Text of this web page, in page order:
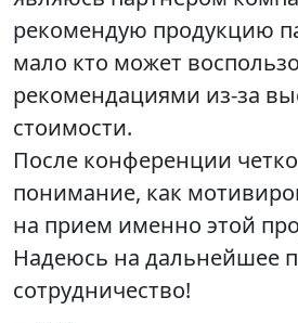
рекомендую продукцию
мало кто может
рекомендациями из-за
стоимости.
После конференции
понимание, как
на прием именно этой
Надеюсь на дальнейшее
сотрудничество!